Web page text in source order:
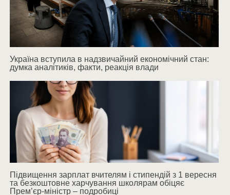
Україна вступила в надзвичайний економічний стан:
думка аналітиків, факти, реакція влади
Підвищення зарплат вчителям і стипендій з 1 вересня
та безкоштовне харчування школярам обіцяє
Прем’єр-міністр – подробиці